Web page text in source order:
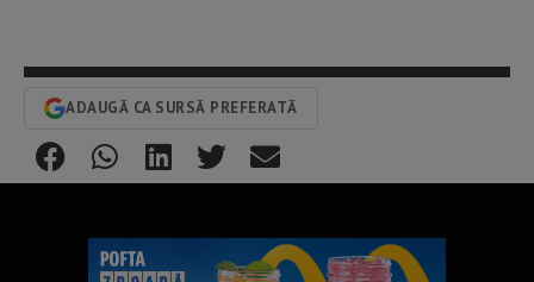
ADAUGĂ CA SURSĂ PREFERATĂ